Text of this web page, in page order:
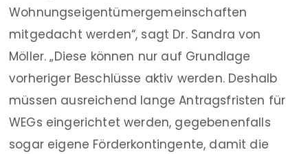
Wohnungseigentümergemeinschaften
mitgedacht werden“, sagt Dr. Sandra von
Möller. „Diese können nur auf Grundlage
vorheriger Beschlüsse aktiv werden. Deshalb
müssen ausreichend lange Antragsfristen für
WEGs eingerichtet werden, gegebenenfalls
sogar eigene Förderkontingente, damit die